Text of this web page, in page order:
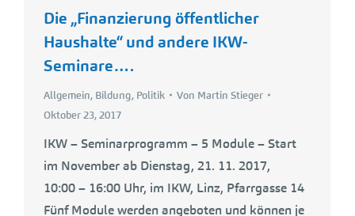
Die „Finanzierung öffentlicher
Haushalte“ und andere IKW-
Seminare….
Allgemein, Bildung, Politik Von Martin Stieger
Oktober 23, 2017
IKW – Seminarprogramm – 5 Module – Start
im November ab Dienstag, 21. 11. 2017,
10:00 – 16:00 Uhr, im IKW, Linz, Pfarrgasse 14
Fünf Module werden angeboten und können je